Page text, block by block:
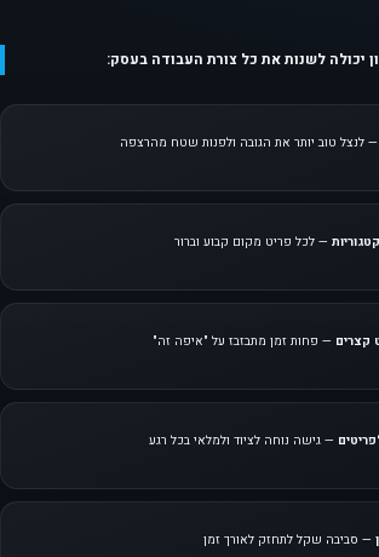
יכולה לשנות את כל צורת העבודה בעסק:
— לנצל טוב יותר את הגובה ולפנות שטח מהרצפה
— לכל פריט מקום קבוע וברור
קצרים — פחות זמן מתבזבז על "איפה זה"
— גישה נוחה לציוד ולמלאי בכל רגע
— סביבה שקל לתחזק לאורך זמן